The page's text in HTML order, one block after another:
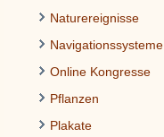
Naturereignisse
Navigationssysteme
Online Kongresse
Pflanzen
Plakate